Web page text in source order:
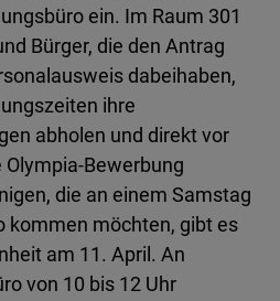
ein. Im Raum 301
Bürger, die den Antrag
dabeihaben,
ihre
abholen und direkt vor
Olympia-Bewerbung
die an einem Samstag
kommen möchten, gibt es
am 11. April. An
von 10 bis 12 Uhr